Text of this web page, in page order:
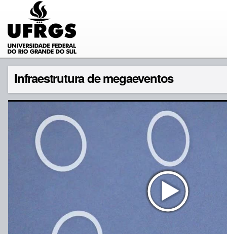
Infraestrutura de megaeventos